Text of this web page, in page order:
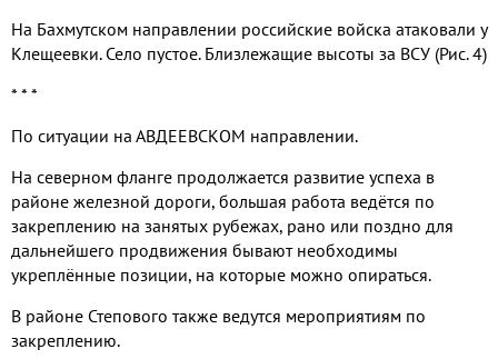
На Бахмутском направлении российские войска атаковали у
Клещеевки. Село пустое. Близлежащие высоты за ВСУ (Рис. 4)
* * *
По ситуации на АВДЕЕВСКОМ направлении.
На северном фланге продолжается развитие успеха в
районе железной дороги, большая работа ведётся по
закреплению на занятых рубежах, рано или поздно для
дальнейшего продвижения бывают необходимы
укреплённые позиции, на которые можно опираться.
В районе Степового также ведутся мероприятиям по
закреплению.